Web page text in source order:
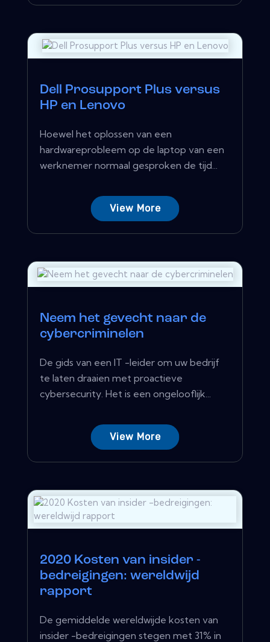
Dell Prosupport Plus versus
HP en Lenovo
Hoewel het oplossen van een
hardwareprobleem op de laptop van een
werknemer normaal gesproken de tijd...
View More
Neem het gevecht naar de
cybercriminelen
De gids van een IT -leider om uw bedrijf
te laten draaien met proactieve
cybersecurity. Het is een ongelooflijk...
View More
2020 Kosten van insider -
bedreigingen: wereldwijd
rapport
De gemiddelde wereldwijde kosten van
insider -bedreigingen stegen met 31% in